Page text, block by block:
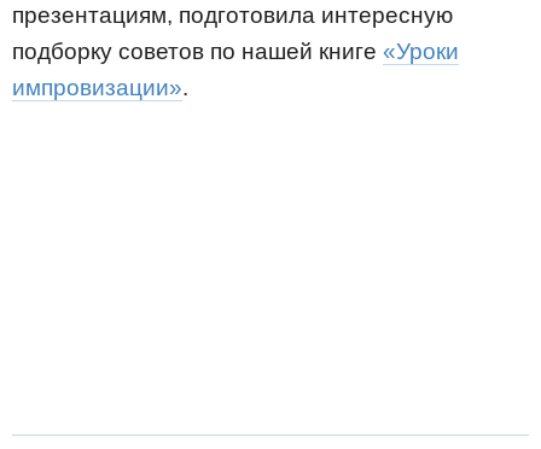
презентациям, подготовила интересную
подборку советов по нашей книге «Уроки
импровизации».